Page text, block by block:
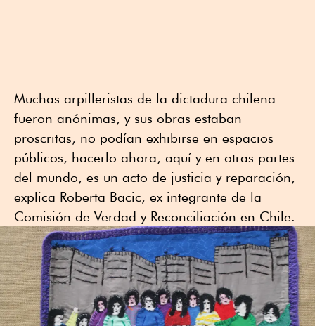
Muchas arpilleristas de la dictadura chilena
fueron anónimas, y sus obras estaban
proscritas, no podían exhibirse en espacios
públicos, hacerlo ahora, aquí y en otras partes
del mundo, es un acto de justicia y reparación,
explica Roberta Bacic, ex integrante de la
Comisión de Verdad y Reconciliación en Chile.